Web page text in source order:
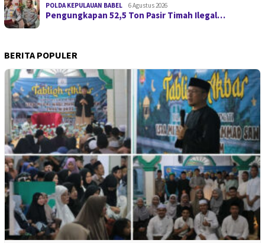
POLDA KEPULAUAN BABEL 6 Agustus 2026
Pengungkapan 52,5 Ton Pasir Timah Ilegal…
BERITA POPULER